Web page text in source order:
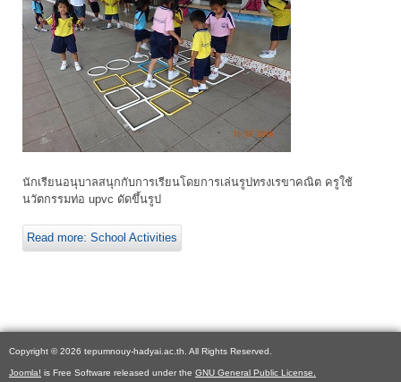
นักเรียนอนุบาลสนุกกับการเรียนโดยการเล่นรูปทรงเรขาคณิต ครูใช้
นวัตกรรมท่อ upvc ดัดขึ้นรูป
Read more: School Activities
Copyright © 2026 tepumnouy-hadyai.ac.th. All Rights Reserved.
Joomla! is Free Software released under the GNU General Public License.